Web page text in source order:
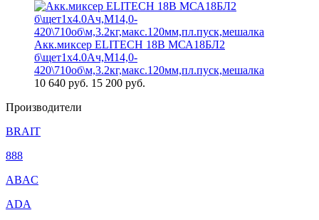
Акк.миксер ELITECH 18В МСА18БЛ2
б\щет1х4.0Ач,М14,0-
420\710об\м,3.2кг,макс.120мм,пл.пуск,мешалка
10 640 руб. 15 200 руб.
Производители
BRAIT
888
ABAC
ADA